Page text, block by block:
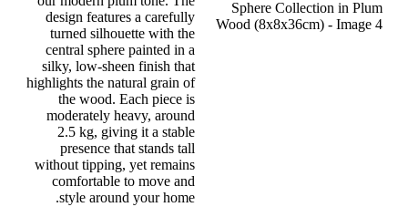
design features a carefully
turned silhouette with the
central sphere painted in a
silky, low-sheen finish that
highlights the natural grain of
the wood. Each piece is
moderately heavy, around
2.5 kg, giving it a stable
presence that stands tall
without tipping, yet remains
comfortable to move and
style around your home.